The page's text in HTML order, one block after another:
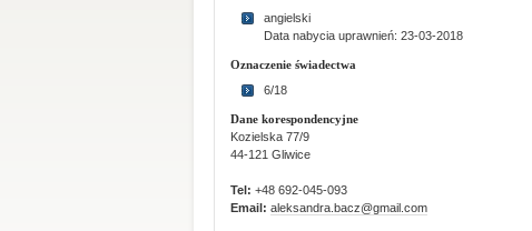
angielski
Data nabycia uprawnień: 23-03-2018
Oznaczenie świadectwa
6/18
Dane korespondencyjne
Kozielska 77/9
44-121 Gliwice
Tel: +48 692-045-093
Email: aleksandra.bacz@gmail.com